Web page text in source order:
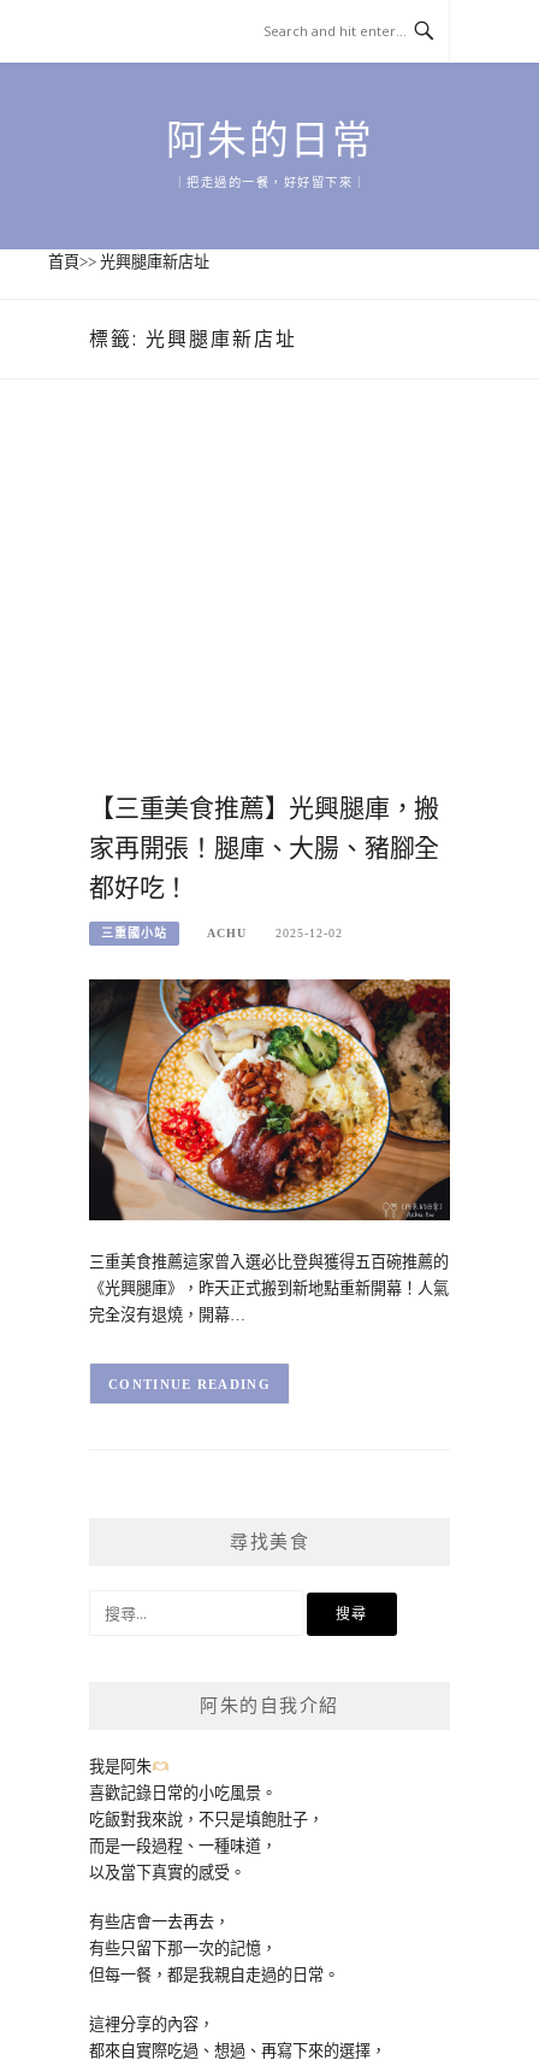
content
阿朱的日常
｜把走過的一餐，好好留下來｜
首頁>> 光興腿庫新店址
標籤: 光興腿庫新店址
【三重美食推薦】光興腿庫，搬
家再開張！腿庫、大腸、豬腳全
都好吃！
三重國小站 ACHU 2025-12-02
三重美食推薦這家曾入選必比登與獲得五百碗推薦的
《光興腿庫》，昨天正式搬到新地點重新開幕！人氣
完全沒有退燒，開幕…
CONTINUE READING
尋找美食
阿朱的自我介紹
我是阿朱
喜歡記錄日常的小吃風景。
吃飯對我來說，不只是填飽肚子，
而是一段過程、一種味道，
以及當下真實的感受。
有些店會一去再去，
有些只留下那一次的記憶，
但每一餐，都是我親自走過的日常。
這裡分享的內容，
都來自實際吃過、想過、再寫下來的選擇，